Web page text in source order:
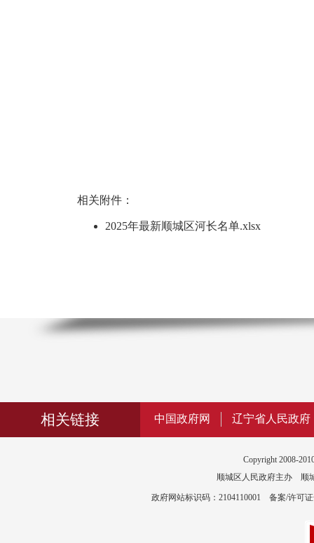
相关附件：
2025年最新顺城区河长名单.xlsx
相关链接 中国政府网 辽宁省人民政府
Copyright 2008-
顺城区人民政府主办 顺
政府网站标识码：2104110001 备案/许可